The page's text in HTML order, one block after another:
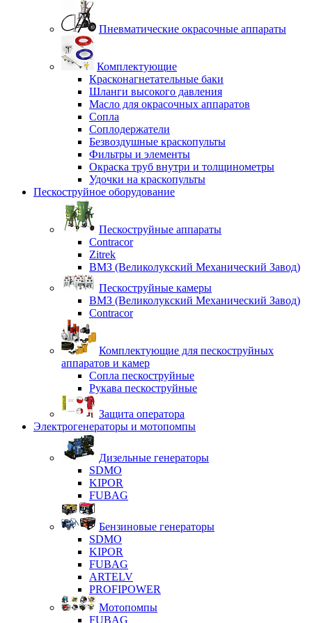
Пневматические окрасочные аппараты
Комплектующие
Красконагнетательные баки
Шланги высокого давления
Масло для окрасочных аппаратов
Сопла
Соплодержатели
Безвоздушные краскопульты
Фильтры и элементы
Окраска труб внутри и толщинометры
Удочки на краскопульты
Пескоструйное оборудование
Пескоструйные аппараты
Contracor
Zitrek
ВМЗ (Великолукский Механический Завод)
Пескоструйные камеры
ВМЗ (Великолукский Механический Завод)
Contracor
Комплектующие для пескоструйных
аппаратов и камер
Сопла пескоструйные
Рукава пескоструйные
Защита оператора
Электрогенераторы и мотопомпы
Дизельные генераторы
SDMO
KIPOR
FUBAG
Бензиновые генераторы
SDMO
KIPOR
FUBAG
ARTELV
PROFIPOWER
Мотопомпы
FUBAG